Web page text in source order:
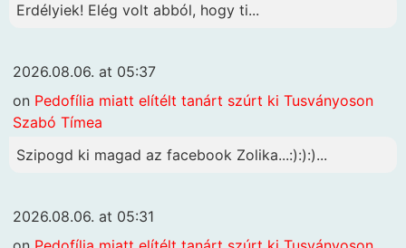
Erdélyiek! Elég volt abból, hogy ti...
2026.08.06. at 05:37
on Pedofília miatt elítélt tanárt szúrt ki Tusványoson
Szabó Tímea
Szipogd ki magad az facebook Zolika...:):):)...
2026.08.06. at 05:31